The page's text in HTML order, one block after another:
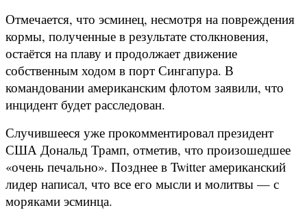
Отмечается, что эсминец, несмотря на повреждения
кормы, полученные в результате столкновения,
остаётся на плаву и продолжает движение
собственным ходом в порт Сингапура. В
командовании американским флотом заявили, что
инцидент будет расследован.
Случившееся уже прокомментировал президент
США Дональд Трамп, отметив, что произошедшее
«очень печально». Позднее в Twitter американский
лидер написал, что все его мысли и молитвы — с
моряками эсминца.